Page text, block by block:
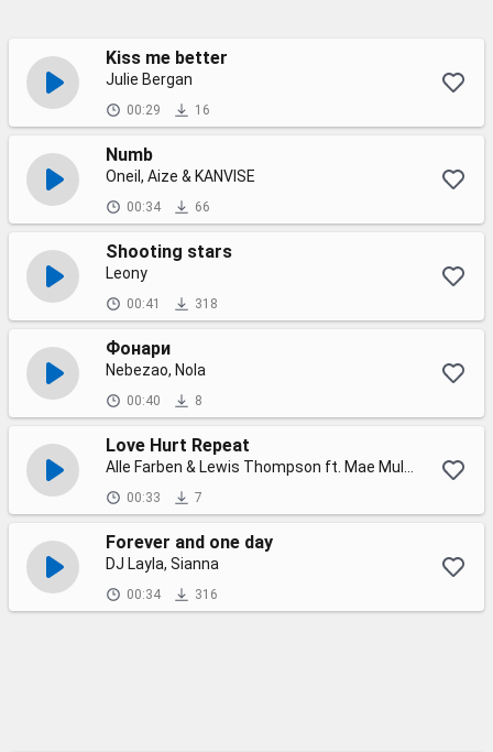
Kiss me better
Julie Bergan
00:29 16
Numb
Oneil, Aize & KANVISE
00:34 66
Shooting stars
Leony
00:41 318
Фонари
Nebezao, Nola
00:40 8
Love Hurt Repeat
00:33 7
Forever and one day
DJ Layla, Sianna
00:34 316